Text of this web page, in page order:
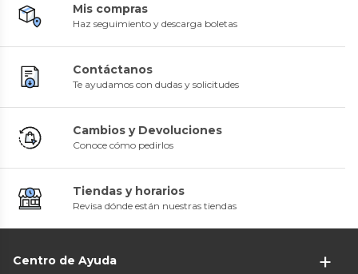
Mis compras
Haz seguimiento y descarga boletas
Contáctanos
Te ayudamos con dudas y solicitudes
Cambios y Devoluciones
Conoce cómo pedirlos
Tiendas y horarios
Revisa dónde están nuestras tiendas
Centro de Ayuda